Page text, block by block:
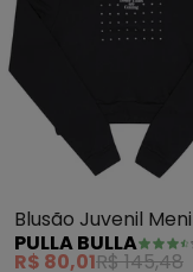
Blusão Juvenil
Moletinho (Preto)
PULLA BULLA
R$ 80,01R$ 145,48